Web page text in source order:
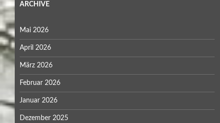
ARCHIVE
Mai 2026
April 2026
März 2026
Februar 2026
Januar 2026
Dezember 2025